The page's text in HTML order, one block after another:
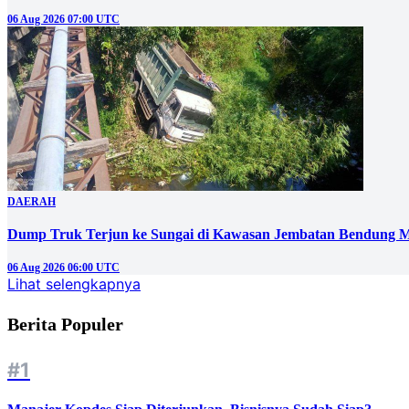
06 Aug 2026 07:00 UTC
DAERAH
Dump Truk Terjun ke Sungai di Kawasan Jembatan Bendung
06 Aug 2026 06:00 UTC
Lihat selengkapnya
Berita Populer
#1